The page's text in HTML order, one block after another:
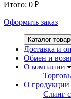
Итого: 0 ₽
Оформить заказ
Каталог
Доставка и
Обмен и
О компании
О продукции
Слинг